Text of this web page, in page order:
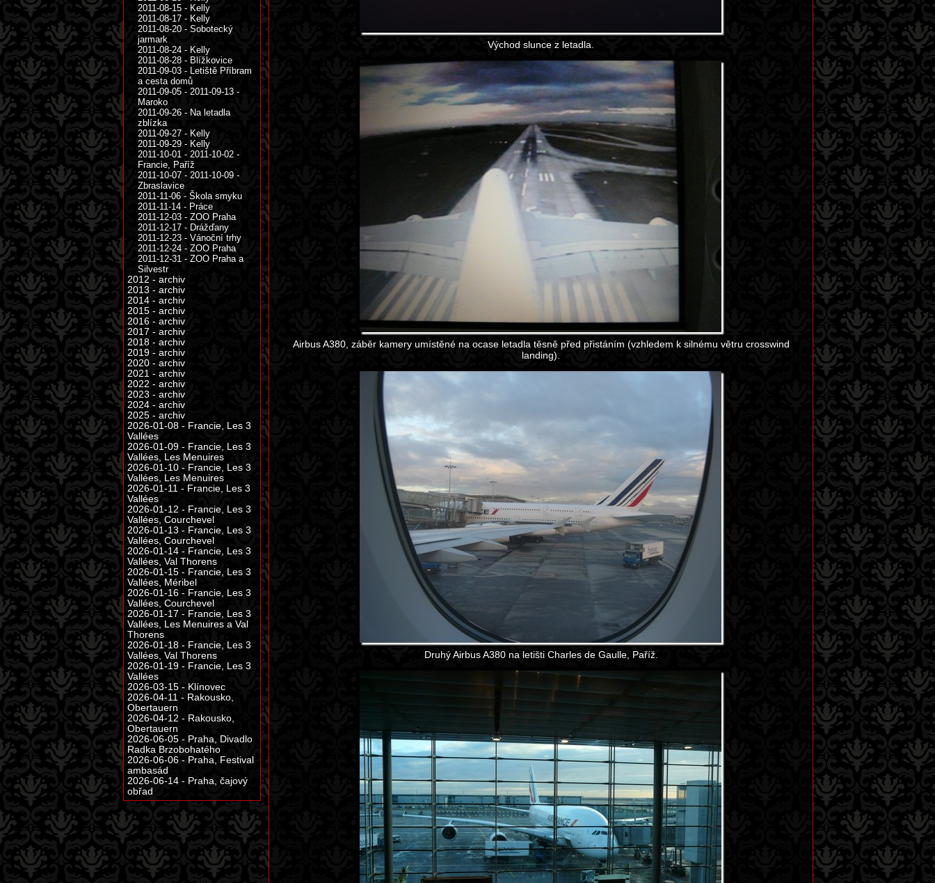
Východ slunce z letadla.
Airbus A380, záběr kamery umístěné na ocase letadla těsně před přistáním (vzhledem k silnému větru crosswind
landing).
Druhý Airbus A380 na letišti Charles de Gaulle, Paříž.
2011-08-15 - Kelly
2011-08-17 - Kelly
2011-08-20 - Sobotecký
jarmark
2011-08-24 - Kelly
2011-08-28 - Blížkovice
2011-09-03 - Letiště Příbram
a cesta domů
2011-09-05 - 2011-09-13 -
Maroko
2011-09-26 - Na letadla
zblízka
2011-09-27 - Kelly
2011-09-29 - Kelly
2011-10-01 - 2011-10-02 -
Francie, Paříž
2011-10-07 - 2011-10-09 -
Zbraslavice
2011-11-06 - Škola smyku
2011-11-14 - Práce
2011-12-03 - ZOO Praha
2011-12-17 - Drážďany
2011-12-23 - Vánoční trhy
2011-12-24 - ZOO Praha
2011-12-31 - ZOO Praha a
Silvestr
2012 - archiv
2013 - archiv
2014 - archiv
2015 - archiv
2016 - archiv
2017 - archiv
2018 - archiv
2019 - archiv
2020 - archiv
2021 - archiv
2022 - archiv
2023 - archiv
2024 - archiv
2025 - archiv
2026-01-08 - Francie, Les 3
Vallées
2026-01-09 - Francie, Les 3
Vallées, Les Menuires
2026-01-10 - Francie, Les 3
Vallées, Les Menuires
2026-01-11 - Francie, Les 3
Vallées
2026-01-12 - Francie, Les 3
Vallées, Courchevel
2026-01-13 - Francie, Les 3
Vallées, Courchevel
2026-01-14 - Francie, Les 3
Vallées, Val Thorens
2026-01-15 - Francie, Les 3
Vallées, Méribel
2026-01-16 - Francie, Les 3
Vallées, Courchevel
2026-01-17 - Francie, Les 3
Vallées, Les Menuires a Val
Thorens
2026-01-18 - Francie, Les 3
Vallées, Val Thorens
2026-01-19 - Francie, Les 3
Vallées
2026-03-15 - Klínovec
2026-04-11 - Rakousko,
Obertauern
2026-04-12 - Rakousko,
Obertauern
2026-06-05 - Praha, Divadlo
Radka Brzobohatého
2026-06-06 - Praha, Festival
ambasád
2026-06-14 - Praha, čajový
obřad